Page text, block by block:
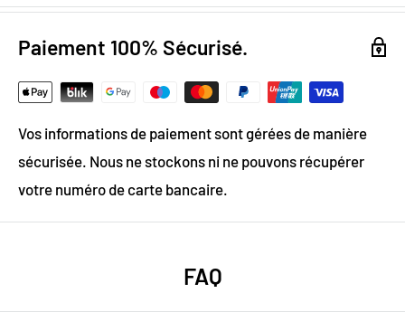
Design numérique: colorimétrie optimale / effet
trompe l'œil
Grammage :
Vinyle & Toile anti-allergène
Matière ignifugée, antistatique et anti-moisissure
Choisissez ce papier peint pour apporter une touche
Paiement 100% Sécurisé.
Vos informations de paiement sont gérées de manière
sécurisée. Nous ne stockons ni ne pouvons récupérer
votre numéro de carte bancaire.
FAQ